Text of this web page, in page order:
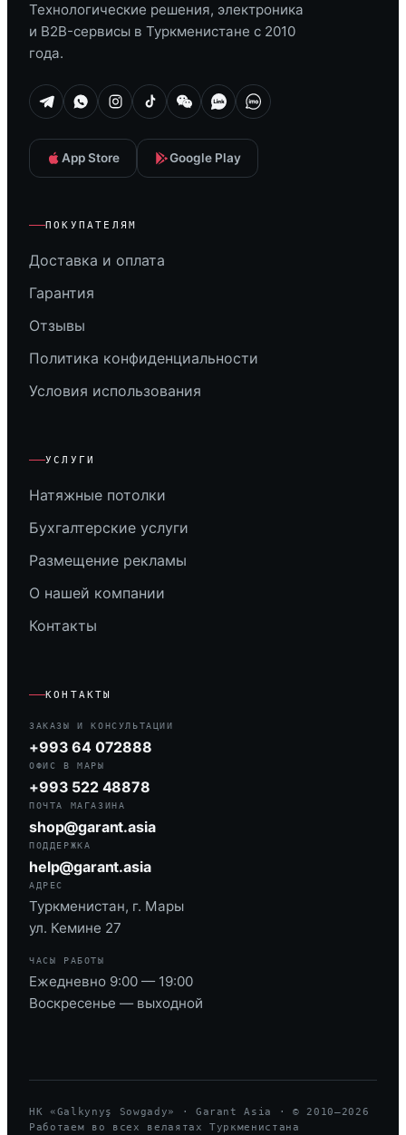
Технологические решения, электроника
и B2B-сервисы в Туркменистане с 2010
года.
App Store Google Play
ПОКУПАТЕЛЯМ
Доставка и оплата
Гарантия
Отзывы
Политика конфиденциальности
Условия использования
УСЛУГИ
Натяжные потолки
Бухгалтерские услуги
Размещение рекламы
О нашей компании
Контакты
КОНТАКТЫ
ЗАКАЗЫ И КОНСУЛЬТАЦИИ
+993 64 072888
ОФИС В МАРЫ
+993 522 48878
ПОЧТА МАГАЗИНА
shop@garant.asia
ПОДДЕРЖКА
help@garant.asia
АДРЕС
Туркменистан, г. Мары
ул. Кемине 27
ЧАСЫ РАБОТЫ
Ежедневно 9:00 — 19:00
Воскресенье — выходной
HK «Galkynyş Sowgady» · Garant Asia · © 2010—2026
Работаем во всех велаятах Туркменистана